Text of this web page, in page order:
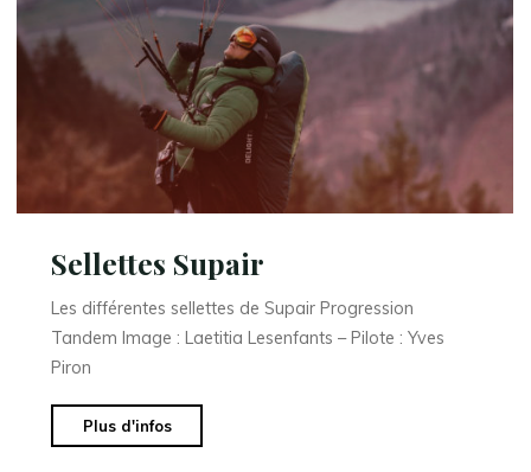
Sellettes Supair
Les différentes sellettes de Supair Progression
Tandem Image : Laetitia Lesenfants – Pilote : Yves
Piron
Plus d'infos
Supair"